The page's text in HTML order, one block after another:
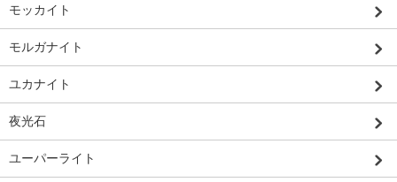
モッカイト
モルガナイト
ユカナイト
夜光石
ユーパーライト